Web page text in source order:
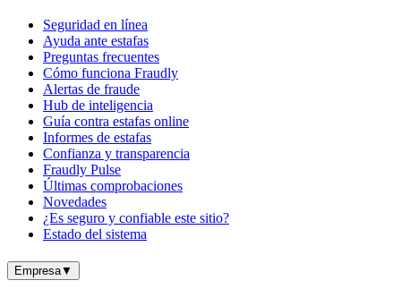
Seguridad en línea
Ayuda ante estafas
Preguntas frecuentes
Cómo funciona Fraudly
Alertas de fraude
Hub de inteligencia
Guía contra estafas online
Informes de estafas
Confianza y transparencia
Fraudly Pulse
Últimas comprobaciones
Novedades
¿Es seguro y confiable este sitio?
Estado del sistema
Empresa▼